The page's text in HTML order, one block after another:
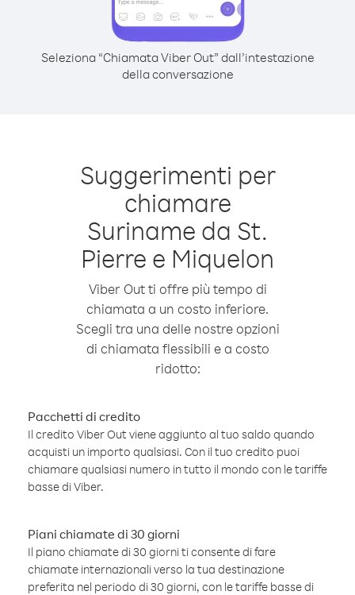
Seleziona “Chiamata Viber Out” dall’intestazione
della conversazione
Suggerimenti per
chiamare
Suriname da St.
Pierre e Miquelon
Viber Out ti offre più tempo di
chiamata a un costo inferiore.
Scegli tra una delle nostre opzioni
di chiamata flessibili e a costo
ridotto:
Pacchetti di credito
Il credito Viber Out viene aggiunto al tuo saldo quando
acquisti un importo qualsiasi. Con il tuo credito puoi
chiamare qualsiasi numero in tutto il mondo con le tariffe
basse di Viber.
Piani chiamate di 30 giorni
Il piano chiamate di 30 giorni ti consente di fare
chiamate internazionali verso la tua destinazione
preferita nel periodo di 30 giorni, con le tariffe basse di